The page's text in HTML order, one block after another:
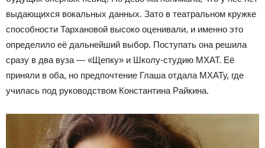
выдающихся вокальных данных. Зато в театральном кружке
способности Тархановой высоко оценивали, и именно это
определило её дальнейший выбор. Поступать она решила
сразу в два вуза — «Щепку» и Школу-студию МХАТ. Её
приняли в оба, но предпочтение Глаша отдала МХАТу, где
училась под руководством Константина Райкина.